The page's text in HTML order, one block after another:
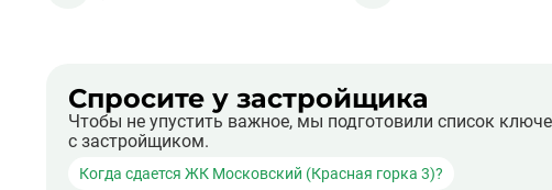
Спросите у застройщика
Чтобы не упустить важное, мы подготовили список
с застройщиком.
Когда сдается ЖК Московский (Красная горка 3)?